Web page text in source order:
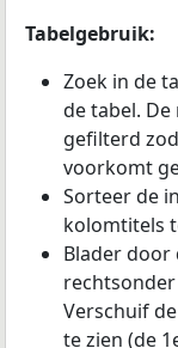
Tabelgebruik:
Zoek in de
de tabel.
gefilterd
voorkomt
Sorteer de
kolomtitels
Blader door
Verschuif
te zien (de